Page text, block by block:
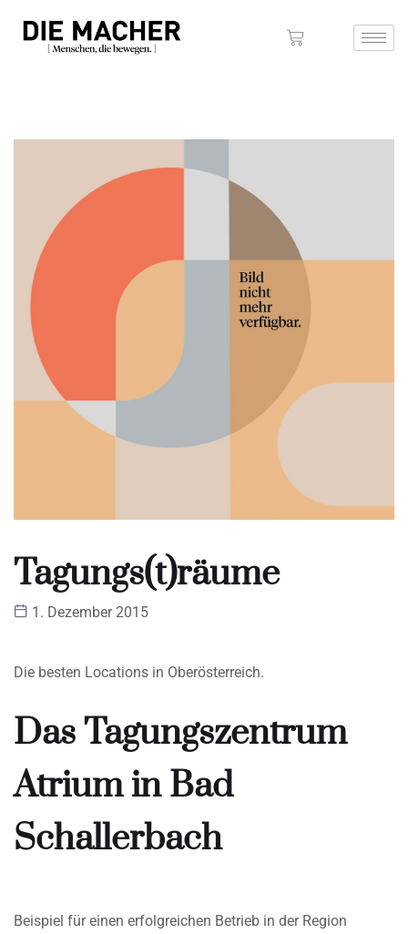
Tagungs(t)räume
1. Dezember 2015
Die besten Locations in Oberösterreich.
Das Tagungszentrum
Atrium in Bad
Schallerbach
Beispiel für einen erfolgreichen Betrieb in der Region